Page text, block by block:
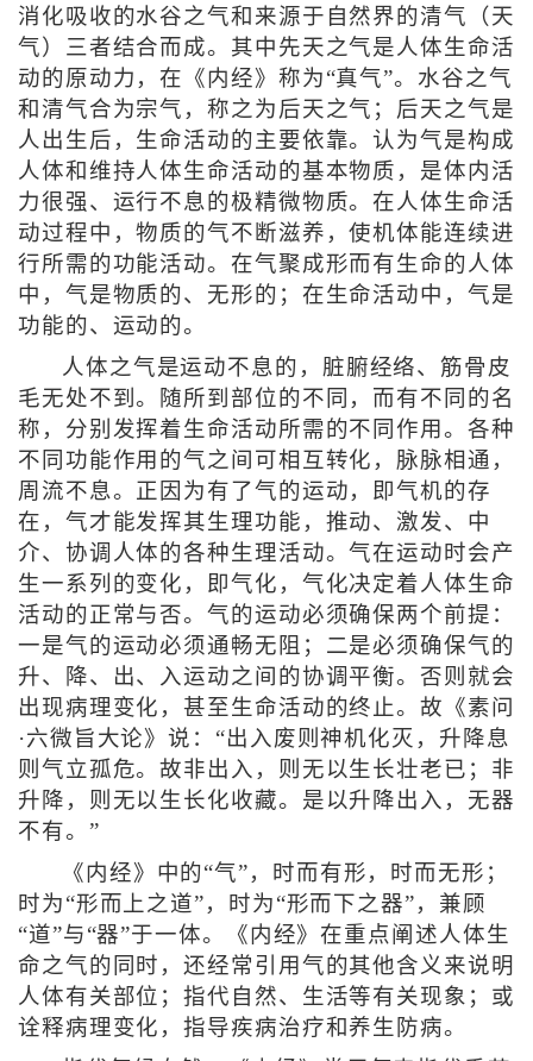
消化吸收的水谷之气和来源于自然界的清气（天
气）三者结合而成。其中先天之气是人体生命活
动的原动力，在《内经》称为“真气”。水谷之气
和清气合为宗气，称之为后天之气；后天之气是
人出生后，生命活动的主要依靠。认为气是构成
人体和维持人体生命活动的基本物质，是体内活
力很强、运行不息的极精微物质。在人体生命活
动过程中，物质的气不断滋养，使机体能连续进
行所需的功能活动。在气聚成形而有生命的人体
中，气是物质的、无形的；在生命活动中，气是
功能的、运动的。
人体之气是运动不息的，脏腑经络、筋骨皮
毛无处不到。随所到部位的不同，而有不同的名
称，分别发挥着生命活动所需的不同作用。各种
不同功能作用的气之间可相互转化，脉脉相通，
周流不息。正因为有了气的运动，即气机的存
在，气才能发挥其生理功能，推动、激发、中
介、协调人体的各种生理活动。气在运动时会产
生一系列的变化，即气化，气化决定着人体生命
活动的正常与否。气的运动必须确保两个前提：
一是气的运动必须通畅无阻；二是必须确保气的
升、降、出、入运动之间的协调平衡。否则就会
出现病理变化，甚至生命活动的终止。故《素问
·六微旨大论》说：“出入废则神机化灭，升降息
则气立孤危。故非出入，则无以生长壮老已；非
升降，则无以生长化收藏。是以升降出入，无器
不有。”
《内经》中的“气”，时而有形，时而无形；
时为“形而上之道”，时为“形而下之器”，兼顾
“道”与“器”于一体。《内经》在重点阐述人体生
命之气的同时，还经常引用气的其他含义来说明
人体有关部位；指代自然、生活等有关现象；或
诠释病理变化，指导疾病治疗和养生防病。